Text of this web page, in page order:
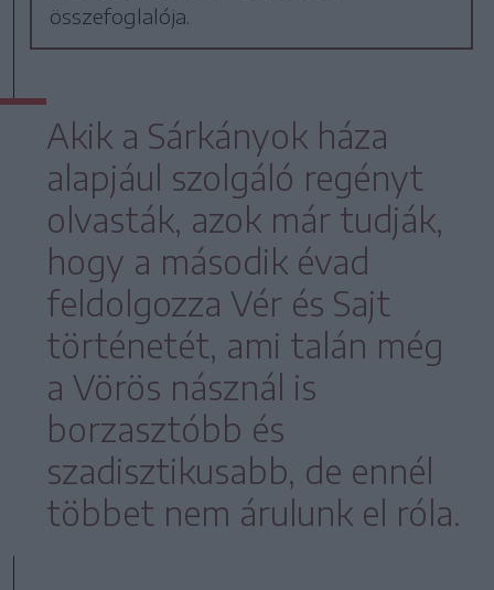
összefoglalója.
Akik a Sárkányok háza
alapjául szolgáló regényt
olvasták, azok már tudják,
hogy a második évad
feldolgozza Vér és Sajt
történetét, ami talán még
a Vörös násznál is
borzasztóbb és
szadisztikusabb, de ennél
többet nem árulunk el róla.